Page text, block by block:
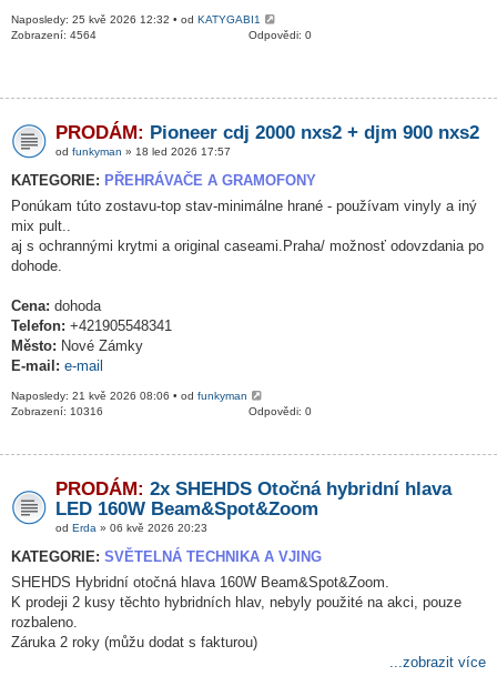
Naposledy: 25 kvě 2026 12:32 • od KATYGABI1
Odpovědi: 0
Zobrazení: 4564
PRODÁM: Pioneer cdj 2000 nxs2 + djm 900 nxs2
od funkyman » 18 led 2026 17:57
KATEGORIE: PŘEHRÁVAČE A GRAMOFONY
Ponúkam túto zostavu-top stav-minimálne hrané - používam vinyly a iný
mix pult..
aj s ochrannými krytmi a original caseami.Praha/ možnosť odovzdania po
dohode.
Cena: dohoda
Telefon: +421905548341
Město: Nové Zámky
E-mail: e-mail
Naposledy: 21 kvě 2026 08:06 • od funkyman
Odpovědi: 0
Zobrazení: 10316
PRODÁM: 2x SHEHDS Otočná hybridní hlava
LED 160W Beam&Spot&Zoom
od Erda » 06 kvě 2026 20:23
KATEGORIE: SVĚTELNÁ TECHNIKA A VJING
SHEHDS Hybridní otočná hlava 160W Beam&Spot&Zoom.
K prodeji 2 kusy těchto hybridních hlav, nebyly použité na akci, pouze
rozbaleno.
Záruka 2 roky (můžu dodat s fakturou)
...zobrazit více